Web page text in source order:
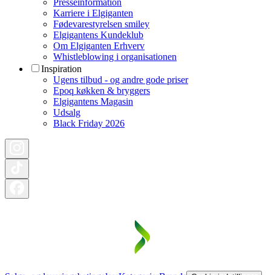
Presseinformation
Karriere i Elgiganten
Fødevarestyrelsen smiley
Elgigantens Kundeklub
Om Elgiganten Erhverv
Whistleblowing i organisationen
Inspiration
Ugens tilbud - og andre gode priser
Epoq køkken & bryggers
Elgigantens Magasin
Udsalg
Black Friday 2026